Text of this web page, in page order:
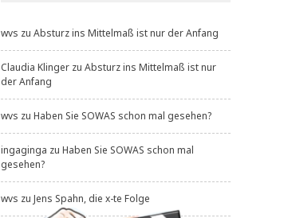
wvs zu Absturz ins Mittelmaß ist nur der Anfang
Claudia Klinger zu Absturz ins Mittelmaß ist nur
der Anfang
wvs zu Haben Sie SOWAS schon mal gesehen?
ingaginga zu Haben Sie SOWAS schon mal
gesehen?
wvs zu Jens Spahn, die x-te Folge